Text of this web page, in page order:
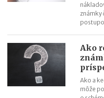
známky
Ako
Ako a
môže